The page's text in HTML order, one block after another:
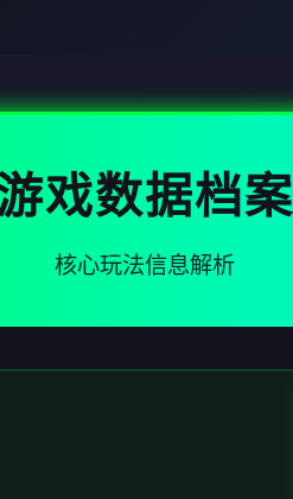
戏数据档案
核心玩法信息解析